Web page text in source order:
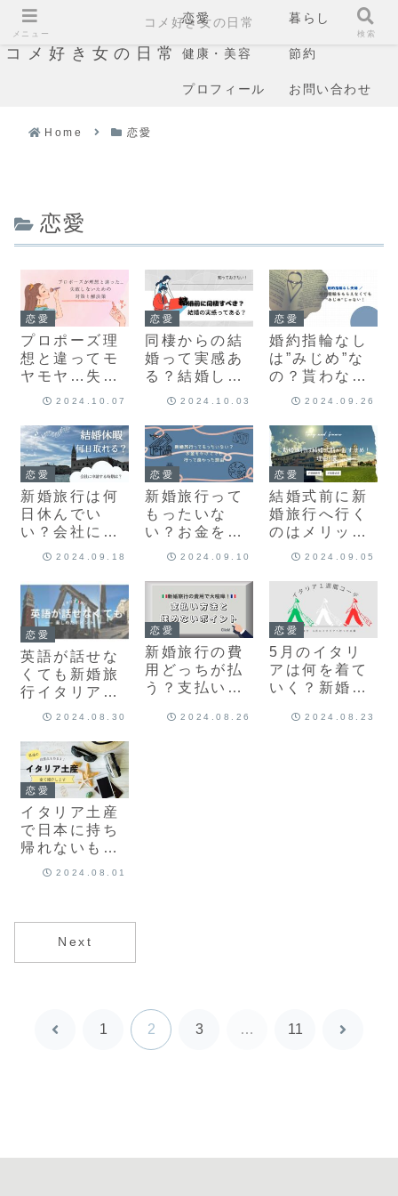
コメ好き女の日常
恋愛 暮らし
健康・美容 節約
プロフィール お問い合わせ
Home 恋愛
恋愛
恋愛
プロポーズ理
想と違ってモ
ヤモヤ…失敗
しないための
2024.10.07
恋愛
同棲からの結
婚って実感あ
る？結婚した
と感じる瞬間
2024.10.03
恋愛
婚約指輪なし
は”みじめ”な
の？貰わなか
った理由2024.09.26
恋愛
新婚旅行は何
日休んでい
い？会社に申
請する時期
2024.09.18
恋愛
新婚旅行って
もったいな
い？お金をか
けてでも行く
2024.09.10
恋愛
結婚式前に新
婚旅行へ行く
のはメリット
だらけ？おす
つ
2024.09.05
恋愛
英語が話せな
くても新婚旅
行イタリアを
楽しめた理
2024.08.30
恋愛
新婚旅行の費
用どっちが払
う？支払い方
いポイント
2024.08.26
恋愛
5月のイタリ
アは何を着て
いく？新婚旅
ーデを紹介
2024.08.23
恋愛
イタリア土産
で日本に持ち
帰れないも
の・注意点7
2024.08.01
Next
前
1 2 3 … 11
次
メニュー
コメ好き女の日常
検索